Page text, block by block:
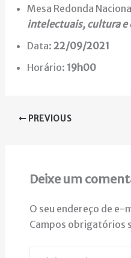
Mesa Redonda
intelectuais, cultura e
Data: 22/09/2021
Horário: 19h00
PREVIOUS
Deixe um
O seu endereço de e-
Campos obrigatórios